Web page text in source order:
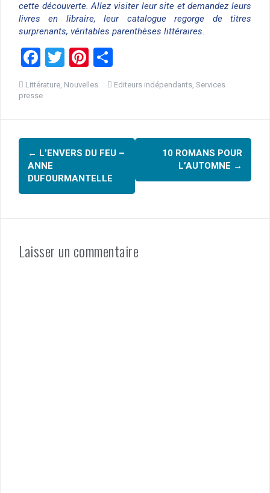
cette découverte. Allez visiter leur site et demandez leurs
livres en libraire, leur catalogue regorge de titres
surprenants, véritables parenthèses littéraires.
F
a
ce
o
o
k
T
wi
Pi
nt
t
ar
er
Littérature, Nouvelles Editeurs indépendants, Services
presse
Navigation
d'article
← L’ENVERS DU FEU –
ANNE
DUFOURMANTELLE
10 ROMANS POUR
L’AUTOMNE →
Laisser un commentaire